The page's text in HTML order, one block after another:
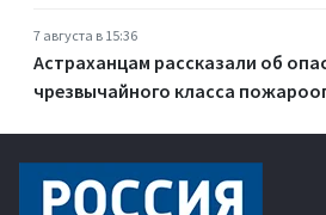
7 августа в 15:36
Астраханцам рассказали об
чрезвычайного класса